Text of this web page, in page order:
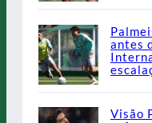
antes
Visão